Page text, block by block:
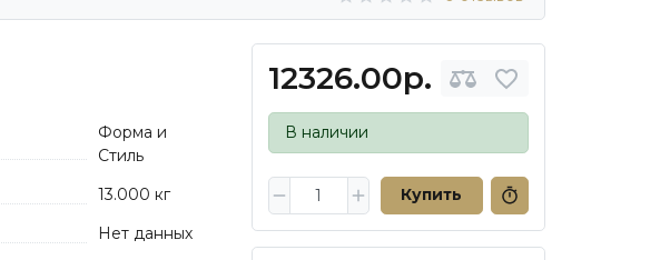
12326.00р.
В наличии
Купить
Форма и
Стиль
13.000 кг
Нет данных